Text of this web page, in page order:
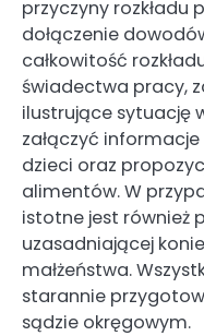
przyczyny rozkładu
dołączenie
całkowitość
świadectwa pracy,
ilustrujące sytuację
załączyć
dzieci oraz
alimentów. W
istotne jest również
uzasadniającej
małżeństwa.
starannie
sądzie okręgowym.